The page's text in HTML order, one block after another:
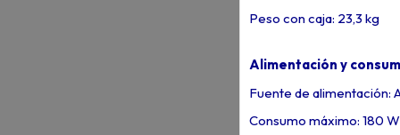
Peso con caja: 23,3 kg
Alimentación y
Fuente de
Consumo máximo: 180 W